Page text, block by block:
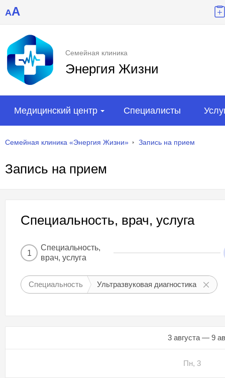
AA
Семейная клиника
Энергия Жизни
Медицинский центр Специалисты
Семейная клиника «Энергия Жизни» Запись на прием
Запись на прием
Специальность, врач, услуга
1
Специальность,
врач, услуга
Специальность Ультразвуковая диагностика
3 августа — 9
Пн, 3